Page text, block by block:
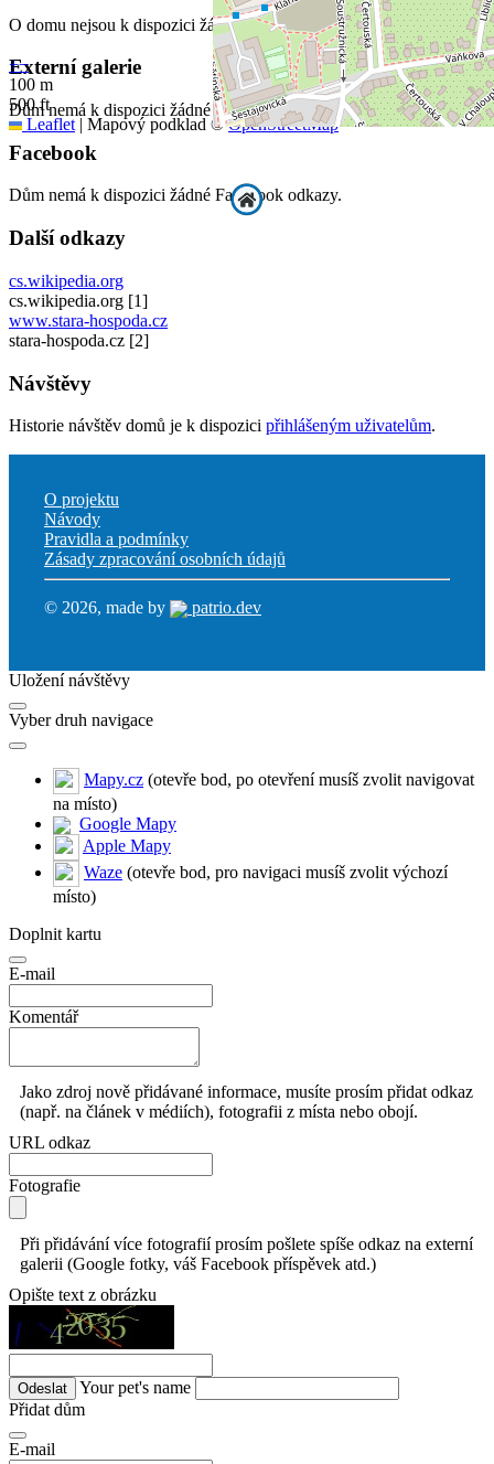
+−
100 m
500 ft
Leaflet | Mapový podklad ©OpenStreetMap
O domu nejsou k dispozici žádné články.
Externí galerie
Dům nemá k dispozici žádné externí galerie.
Facebook
Dům nemá k dispozici žádné Facebook odkazy.
Další odkazy
cs.wikipedia.org
cs.wikipedia.org [1]
www.stara-hospoda.cz
stara-hospoda.cz [2]
Návštěvy
Historie návštěv domů je k dispozici přihlášeným uživatelům.
O projektu
Návody
Pravidla a podmínky
Zásady zpracování osobních údajů
© 2026, made by patrio.dev
Uložení návštěvy
Vyber druh navigace
Mapy.cz (otevře bod, po otevření musíš zvolit navigovat
na místo)
Google Mapy
Apple Mapy
Waze (otevře bod, pro navigaci musíš zvolit výchozí
místo)
Doplnit kartu
E-mail
Komentář
Jako zdroj nově přidávané informace, musíte prosím přidat odkaz
(např. na článek v médiích), fotografii z místa nebo obojí.
URL odkaz
Fotografie
Při přidávání více fotografií prosím pošlete spíše odkaz na externí
galerii (Google fotky, váš Facebook příspěvek atd.)
Opište text z obrázku
Your pet's name
Přidat dům
E-mail